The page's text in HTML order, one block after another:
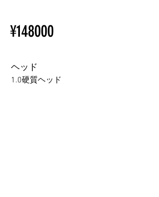
ラブドール購入前に知ってお
Ordering
Other configurations are related
following webpage.
Beginner’s Purchase Guide
¥148000
ヘッド
1.0硬質ヘッド